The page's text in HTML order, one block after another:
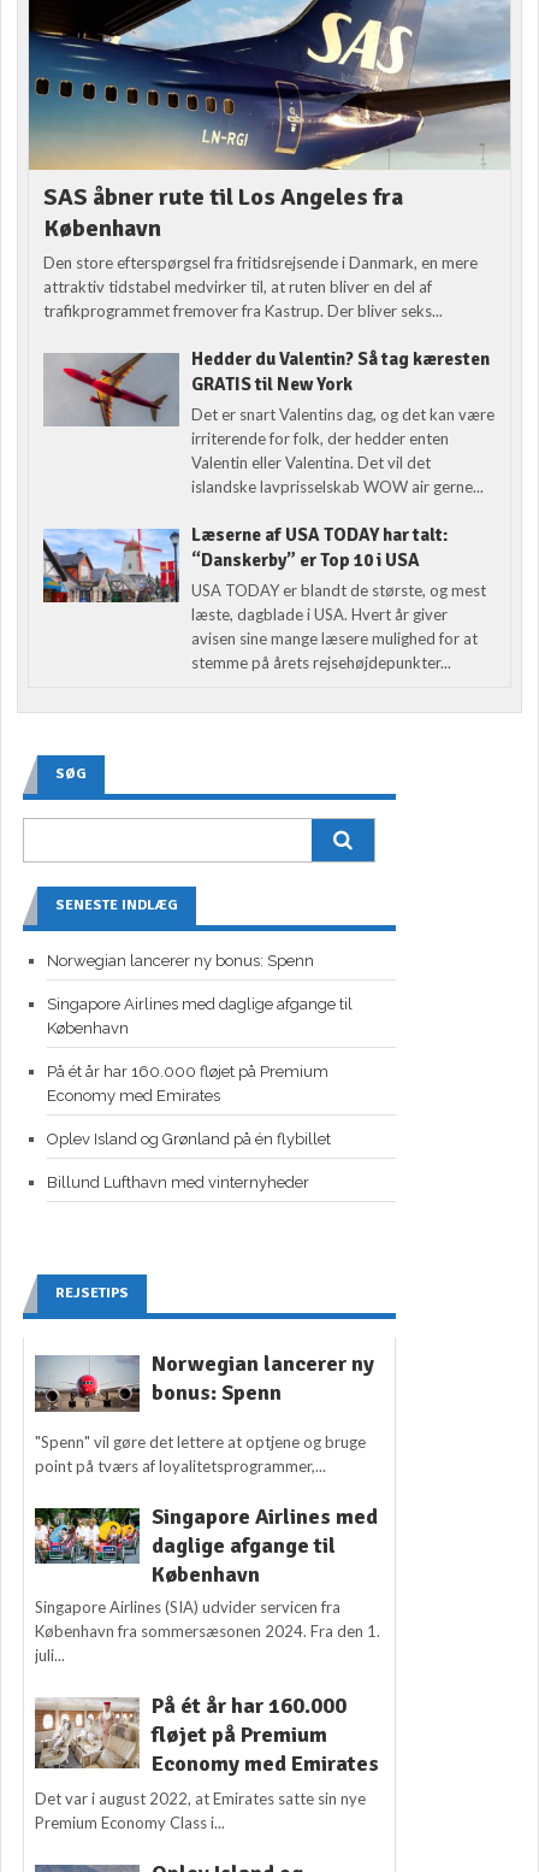
SAS åbner rute til Los Angeles fra
København
Den store efterspørgsel fra fritidsrejsende i Danmark, en mere
attraktiv tidstabel medvirker til, at ruten bliver en del af
trafikprogrammet fremover fra Kastrup. Der bliver seks...
Hedder du Valentin? Så tag kæresten
GRATIS til New York
Det er snart Valentins dag, og det kan være
irriterende for folk, der hedder enten
Valentin eller Valentina. Det vil det
islandske lavprisselskab WOW air gerne...
Læserne af USA TODAY har talt:
“Danskerby” er Top 10 i USA
USA TODAY er blandt de største, og mest
læste, dagblade i USA. Hvert år giver
avisen sine mange læsere mulighed for at
stemme på årets rejsehøjdepunkter...
SØG
SENESTE INDLÆG
Norwegian lancerer ny bonus: Spenn
Singapore Airlines med daglige afgange til
København
På ét år har 160.000 fløjet på Premium
Economy med Emirates
Oplev Island og Grønland på én flybillet
Billund Lufthavn med vinternyheder
REJSETIPS
Norwegian lancerer ny
bonus: Spenn
"Spenn" vil gøre det lettere at optjene og bruge
point på tværs af loyalitetsprogrammer,...
Singapore Airlines med
daglige afgange til
København
Singapore Airlines (SIA) udvider servicen fra
København fra sommersæsonen 2024. Fra den 1.
juli...
På ét år har 160.000
fløjet på Premium
Economy med Emirates
Det var i august 2022, at Emirates satte sin nye
Premium Economy Class i...